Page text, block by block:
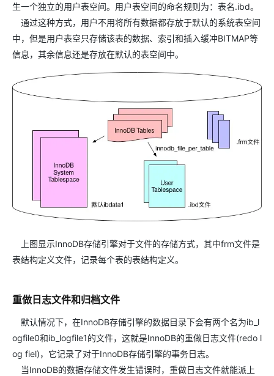
生一个独立的用户表空间。用户表空间的命名规则为：表名.ibd。
通过这种方式，用户不用将所有数据都存放于默认的系统表空间
中，但是用户表空只存储该表的数据、索引和插入缓冲BITMAP等
信息，其余信息还是存放在默认的表空间中。
上图显示InnoDB存储引擎对于文件的存储方式，其中frm文件是
表结构定义文件，记录每个表的表结构定义。
重做日志文件和归档文件
默认情况下，在InnoDB存储引擎的数据目录下会有两个名为ib_l
ogfile0和ib_logfile1的文件，这就是InnoDB的重做日志文件(redo l
og fiel)，它记录了对于InnoDB存储引擎的事务日志。
当InnoDB的数据存储文件发生错误时，重做日志文件就能派上